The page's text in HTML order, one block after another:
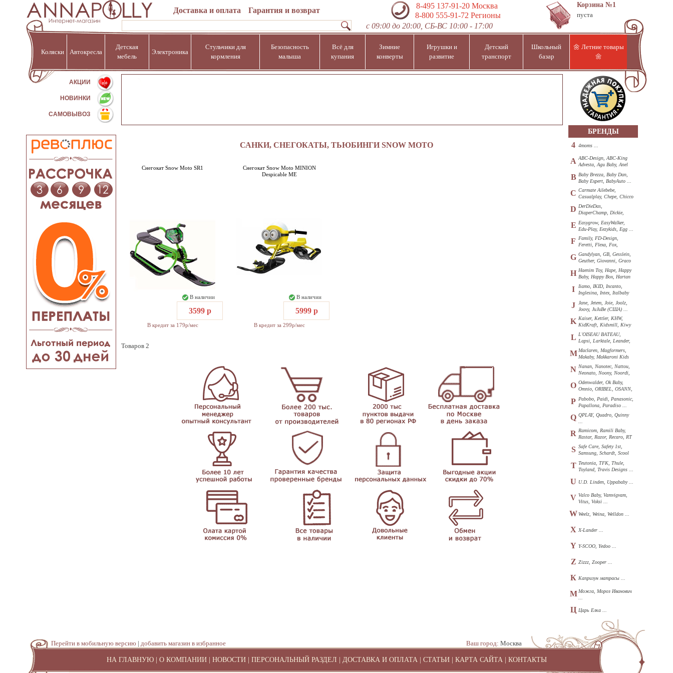
Доставка и оплата Гарантия и возврат
8-495 137-91-20Москва
8-800 555-91-72 Регионы
с 09:00 до 20:00, СБ-ВС 10:00 - 17:00
Корзина №1
пуста
Коляски Автокресла
Детская
мебель
Электроника
Стульчики для
кормления
Безопасность
малыша
Всё для
купания
Зимние
конверты
Игрушки и
развитие
Детский
транспорт
Школьный
базар
🌼 Летние товары
🌼
АКЦИИ %
НОВИНКИ
САМОВЫВОЗ
САНКИ, СНЕГОКАТЫ, ТЬЮБИНГИ SNOW MOTO
Снегокат Snow Moto SR1
В наличии
3599 р
В кредит за 179р/мес
Снегокат Snow Moto MINION
Despicable ME
В наличии
5999 р
В кредит за 299р/мес
Товаров 2
БРЕНДЫ
4 4moms ...
A ABC-Design, ABC-King
Advesta, Agu Baby, Anel
B Baby Brezza, Baby Dan,
Baby Expert, BabyAuto ...
C Carmate Ailebebe,
Casualplay, Chepe, Chicco
D DerDieDas,
DiaperChamp, Dickie,
E Easygrow, EasyWalker,
Edu-Play, Eezykids, Egg ...
F
Family, FD-Design,
Feretti, Flexa, Fox,
G Gandylyan, GB, Gesslein,
Geuther, Giovanni, Graco
H Haenim Toy, Hape, Happy
Baby, Happy Box, Hartan
I
Iiamo, IKID, Incanto,
Inglesina, Intex, Italbaby
J
Jane, Jetem, Joie, Joolz,
Joovy, JuJuBe (США) ...
K Kaiser, Kettler, KHW,
KidKraft, Kidsmill, Kiwy
L L'OISEAU BATEAU,
Lapsi, Larktale, Leander,
M Maclaren, Magformers,
Makaby, Makkaroni Kids
N Nanan, Nanotec, Nattou,
Neonato, Noony, Noordi,
O Odenwalder, Ok Baby,
Omnio, ORIBEL, OSANN,
P Pabobo, Paidi, Panasonic,
Papallona, Paradiso ...
Q QPLAY, Quadro, Quinny
R Ramicom, Ramili Baby,
Rastar, Razor, Recaro, RT
S Safe Care, Safety 1st,
Samsung, Schardt, Scool
T Teutonia, TFK, Thule,
Toyland, Travis Designs ...
U U.D. Linden, Uppababy ...
V Valco Baby, Vamvigvam,
Vitus, Voksi ...
WWeelz, Weina, Welldon ...
X X-Lander ...
Y Y-SCOO, Yedoo ...
Z Zizzz, Zooper ...
К Капризун матрасы ...
М Можга, Мороз Иванович
Ц Царь Елка ...
Перейти в мобильную версию | добавить магазин в избранное Ваш город: Москва
НА ГЛАВНУЮ| О КОМПАНИИ| НОВОСТИ| ПЕРСОНАЛЬНЫЙ РАЗДЕЛ ДОСТАВКА И ОПЛАТА| СТАТЬИ| КАРТА САЙТА| КОНТАКТЫ